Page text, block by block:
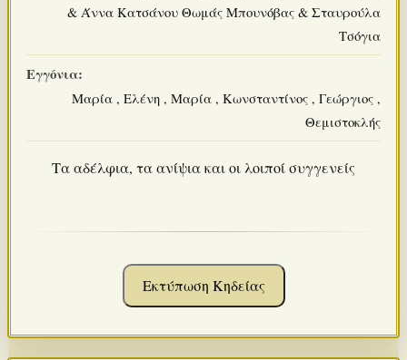
& Άννα Κατσάνου Θωμάς Μπουνόβας & Σταυρούλα
Τσόγια
Εγγόνια:
Μαρία , Ελένη , Μαρία , Κωνσταντίνος , Γεώργιος ,
Θεμιστοκλής
Τα αδέλφια, τα ανίψια και οι λοιποί συγγενείς
Εκτύπωση Κηδείας